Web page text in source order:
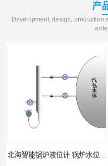
产
Development, design, production
北海智能锅炉液位计 锅炉水位计厂商 自动适应自动校准